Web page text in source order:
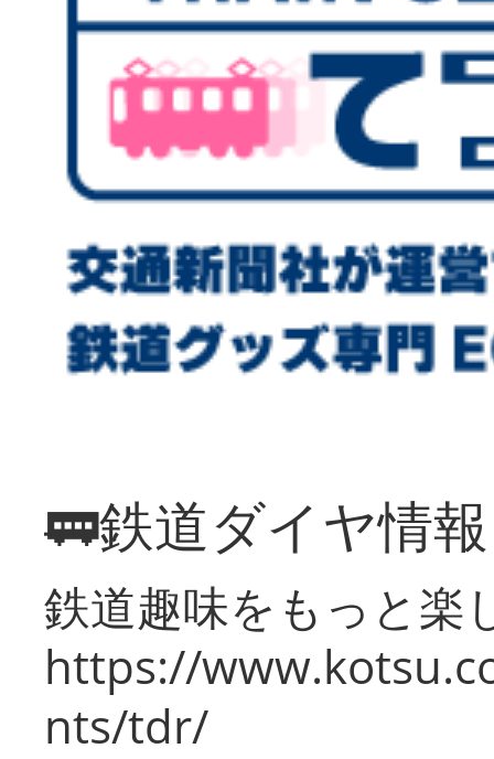
🚃鉄道ダイヤ情
鉄道趣味をもっと楽
https://
nts/tdr/